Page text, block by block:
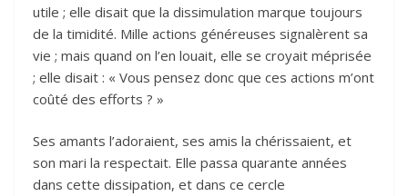
utile ; elle disait que la dissimulation marque toujours
de la timidité. Mille actions généreuses signalèrent sa
vie ; mais quand on l’en louait, elle se croyait méprisée
; elle disait : « Vous pensez donc que ces actions m’ont
coûté des efforts ? »
Ses amants l’adoraient, ses amis la chérissaient, et
son mari la respectait. Elle passa quarante années
dans cette dissipation, et dans ce cercle